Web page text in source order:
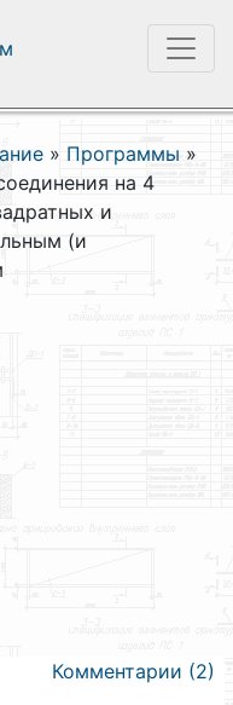
» Программы »
на 4
и
(и
Комментарии (2)